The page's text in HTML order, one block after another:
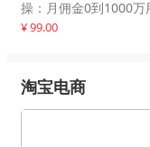
操：月佣金0到1000万
月
¥ 99.00
淘宝电商